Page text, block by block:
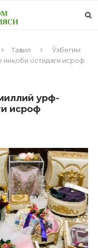
Таҳлил
Ўзбегим
ниқоби остидаги исроф
урф-
исроф